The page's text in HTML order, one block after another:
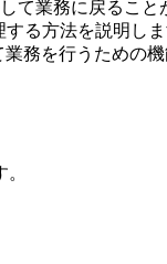
て業務に戻ること
る方法を説明しま
務を行うための機